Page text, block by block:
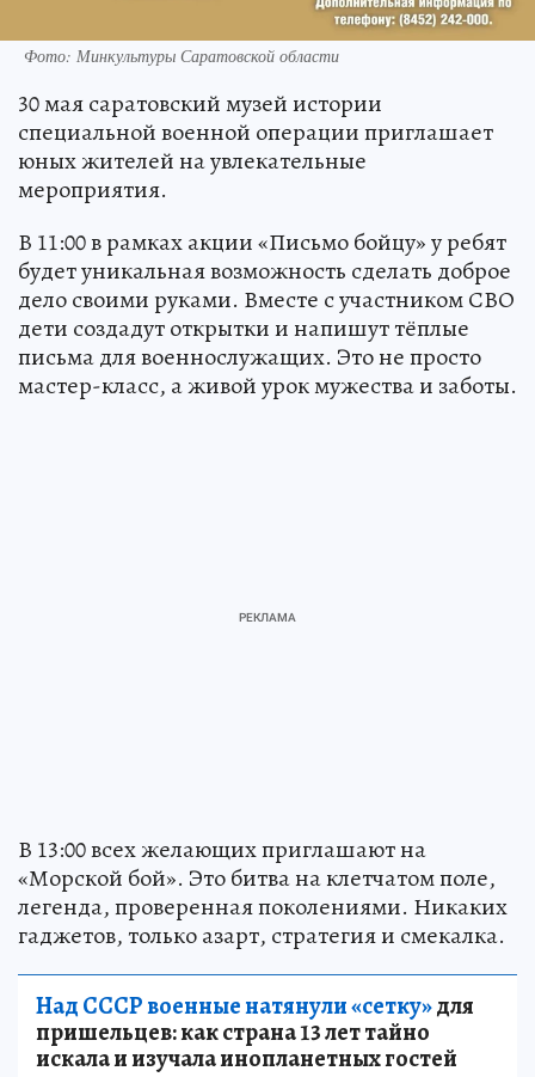
Фото: Минкультуры Саратовской области
30 мая саратовский музей истории
специальной военной операции приглашает
юных жителей на увлекательные
мероприятия.
В 11:00 в рамках акции «Письмо бойцу» у ребят
будет уникальная возможность сделать доброе
дело своими руками. Вместе с участником СВО
дети создадут открытки и напишут тёплые
письма для военнослужащих. Это не просто
мастер-класс, а живой урок мужества и заботы.
В 13:00 всех желающих приглашают на
«Морской бой». Это битва на клетчатом поле,
легенда, проверенная поколениями. Никаких
гаджетов, только азарт, стратегия и смекалка.
Над СССР военные натянули «сетку»для
пришельцев: как страна 13 лет тайно
искала и изучала инопланетных гостей